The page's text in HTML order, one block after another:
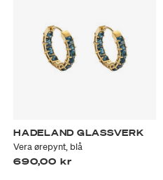
HADELAND GLASSVERK
Vera ørepynt, blå
690,00 kr